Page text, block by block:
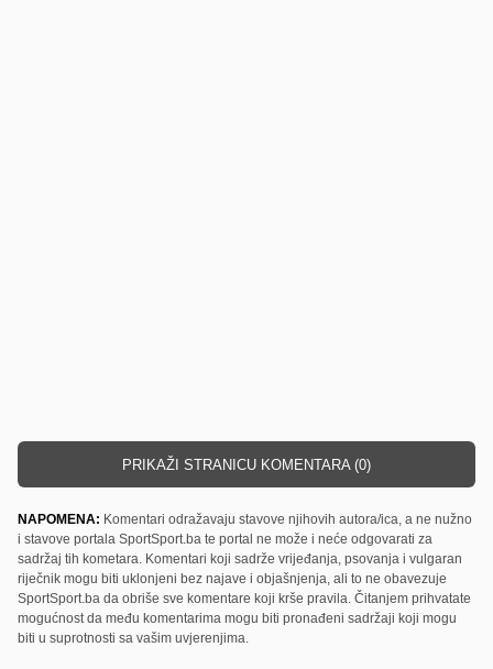
PRIKAŽI STRANICU KOMENTARA (0)
NAPOMENA: Komentari odražavaju stavove njihovih autora/ica, a ne nužno
i stavove portala SportSport.ba te portal ne može i neće odgovarati za
sadržaj tih kometara. Komentari koji sadrže vrijeđanja, psovanja i vulgaran
riječnik mogu biti uklonjeni bez najave i objašnjenja, ali to ne obavezuje
SportSport.ba da obriše sve komentare koji krše pravila. Čitanjem prihvatate
mogućnost da među komentarima mogu biti pronađeni sadržaji koji mogu
biti u suprotnosti sa vašim uvjerenjima.